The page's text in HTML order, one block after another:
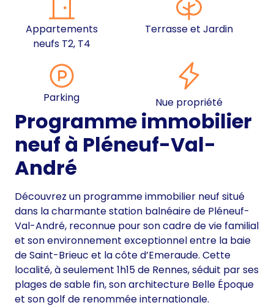
Appartements
neufs T2, T4
Terrasse et Jardin
Parking Nue propriété
Programme immobilier
neuf à Pléneuf-Val-
André
Découvrez un programme immobilier neuf situé
dans la charmante station balnéaire de Pléneuf-
Val-André, reconnue pour son cadre de vie familial
et son environnement exceptionnel entre la baie
de Saint-Brieuc et la côte d’Emeraude. Cette
localité, à seulement 1h15 de Rennes, séduit par ses
plages de sable fin, son architecture Belle Époque
et son golf de renommée internationale.